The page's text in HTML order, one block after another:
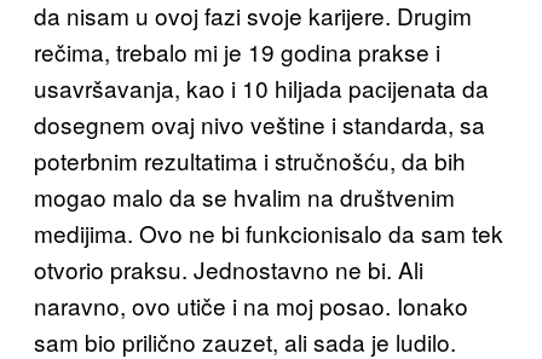
da nisam u ovoj fazi svoje karijere. Drugim
rečima, trebalo mi je 19 godina prakse i
usavršavanja, kao i 10 hiljada pacijenata da
dosegnem ovaj nivo veštine i standarda, sa
poterbnim rezultatima i stručnošću, da bih
mogao malo da se hvalim na društvenim
medijima. Ovo ne bi funkcionisalo da sam tek
otvorio praksu. Jednostavno ne bi. Ali
naravno, ovo utiče i na moj posao. Ionako
sam bio prilično zauzet, ali sada je ludilo.